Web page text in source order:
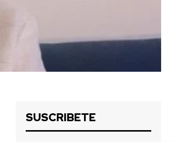
SUSCRIBETE